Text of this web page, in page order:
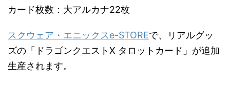
カード枚数：大アルカナ22枚
スクウェア・エニックスe-STOREで、リアルグッ
ズの「ドラゴンクエストX タロットカード」が追加
生産されます。